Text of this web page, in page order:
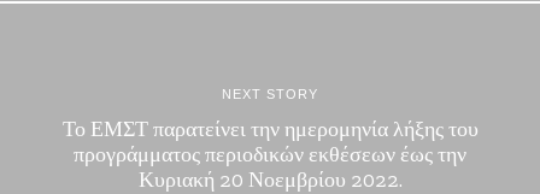
NEXT STORY
Το ΕΜΣΤ παρατείνει την ημερομηνία λήξης του
προγράμματος περιοδικών εκθέσεων έως την
Κυριακή 20 Νοεμβρίου 2022.